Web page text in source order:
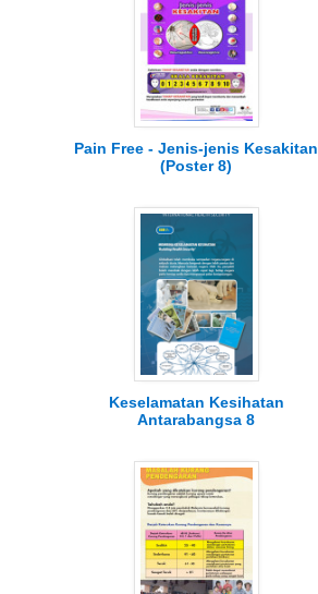
Pain Free - Jenis-jenis Kesakitan
(Poster 8)
Keselamatan Kesihatan
Antarabangsa 8